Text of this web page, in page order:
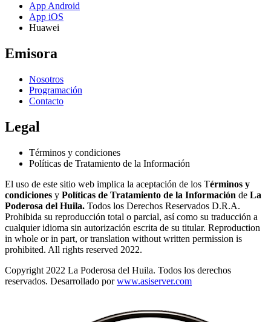
App Android
App iOS
Huawei
Emisora
Nosotros
Programación
Contacto
Legal
Términos y condiciones
Políticas de Tratamiento de la Información
El uso de este sitio web implica la aceptación de los Términos y
condiciones y Políticas de Tratamiento de la Información de La
Poderosa del Huila. Todos los Derechos Reservados D.R.A.
Prohibida su reproducción total o parcial, así como su traducción a
cualquier idioma sin autorización escrita de su titular. Reproduction
in whole or in part, or translation without written permission is
prohibited. All rights reserved 2022.
Copyright 2022 La Poderosa del Huila. Todos los derechos
reservados. Desarrollado porwww.asiserver.com